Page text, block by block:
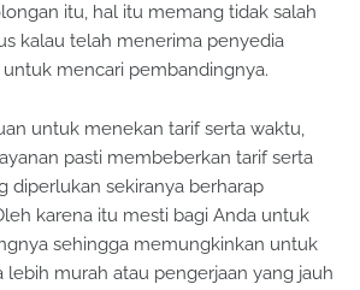
itu, hal itu memang tidak salah
kalau telah menerima penyedia
mencari pembandingnya.
untuk menekan tarif serta waktu,
pasti membeberkan tarif serta
diperlukan sekiranya berharap
karena itu mesti bagi Anda untuk
sehingga memungkinkan untuk
lebih murah atau pengerjaan yang jauh